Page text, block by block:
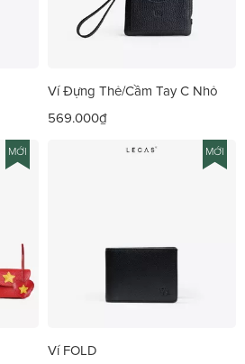
Ví Đựng Thẻ/Cầm Tay C Nhỏ
569.000₫
MỚI MỚI
Ví FOLD